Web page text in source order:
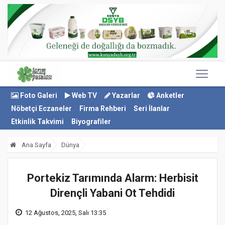
Foto Galeri Web TV Yazarlar
Anketler
Nöbetçi Eczaneler
Firma Rehberi
Seri İlanlar
Etkinlik Takvimi
Biyografiler
Ana Sayfa Dünya
Portekiz Tarımında Alarm: Herbisit
Dirençli Yabani Ot Tehdidi
12 Ağustos, 2025, Salı 13:35